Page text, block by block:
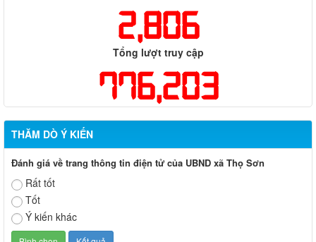
2,806
Tổng lượt truy cập
776,203
THĂM DÒ Ý KIẾN
Đánh giá về trang thông tin điện tử của UBND xã Thọ Sơn
Rất tốt
Tốt
Ý kiến khác